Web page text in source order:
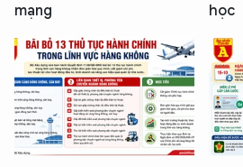
mạng
học